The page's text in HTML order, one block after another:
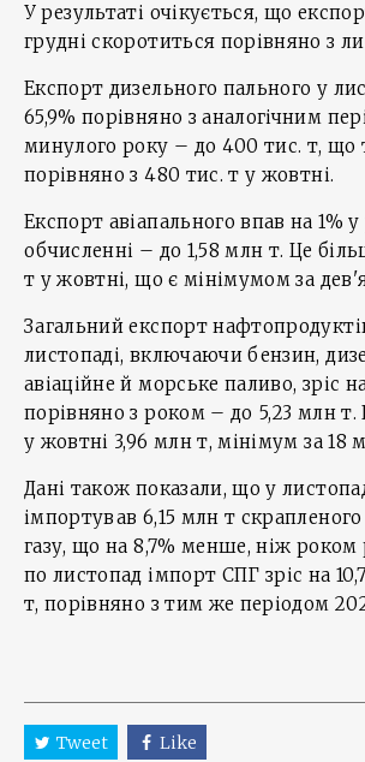
У результаті очікується, що
грудні скоротиться порівняно з
Експорт дизельного пального у
65,9% порівняно з аналогічним
минулого року – до 400 тис. т,
порівняно з 480 тис. т у жовтні.
Експорт авіапального впав на 1%
обчисленні – до 1,58 млн т. Це
т у жовтні, що є мінімумом за
Загальний експорт
листопаді, включаючи бензин,
авіаційне й морське паливо, зріс
порівняно з роком – до 5,23 млн т.
у жовтні 3,96 млн т, мінімум за 18
Дані також показали, що у
імпортував 6,15 млн т
газу, що на 8,7% менше, ніж роком
по листопад імпорт СПГ зріс на
т, порівняно з тим же періодом
Tweet Like